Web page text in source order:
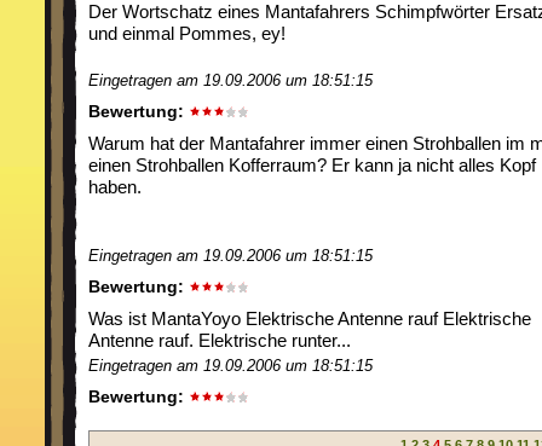
Der Wortschatz eines Mantafahrers Schimpfwörter
und einmal Pommes, ey!
Eingetragen am 19.09.2006 um 18:51:15
Bewertung:
Warum hat der Mantafahrer immer einen Strohballen im
einen Strohballen Kofferraum? Er kann ja nicht alles Kopf
haben.
Eingetragen am 19.09.2006 um 18:51:15
Bewertung:
Was ist MantaYoyo Elektrische Antenne rauf Elektrische
Antenne rauf. Elektrische runter...
Eingetragen am 19.09.2006 um 18:51:15
Bewertung: